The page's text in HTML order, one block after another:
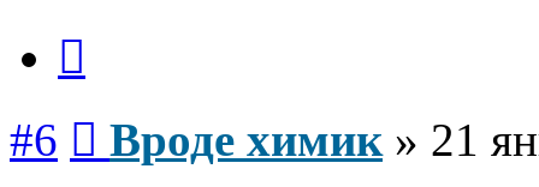
#6 Вроде химик » 21